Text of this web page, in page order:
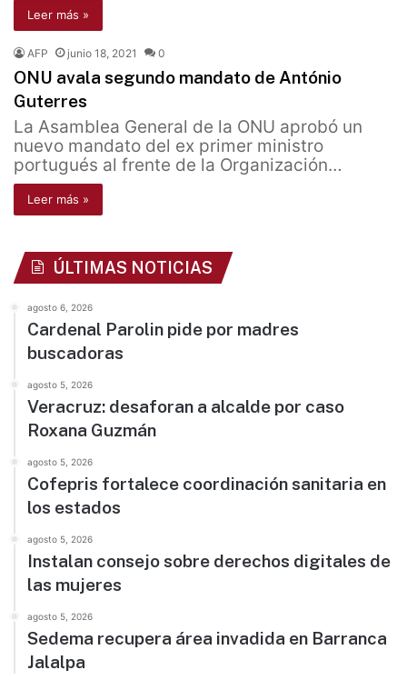
Leer más »
AFP junio 18, 2021 0
ONU avala segundo mandato de António
Guterres
La Asamblea General de la ONU aprobó un
nuevo mandato del ex primer ministro
portugués al frente de la Organización…
Leer más »
ÚLTIMAS NOTICIAS
agosto 6, 2026
Cardenal Parolin pide por madres
buscadoras
agosto 5, 2026
Veracruz: desaforan a alcalde por caso
Roxana Guzmán
agosto 5, 2026
Cofepris fortalece coordinación sanitaria en
los estados
agosto 5, 2026
Instalan consejo sobre derechos digitales de
las mujeres
agosto 5, 2026
Sedema recupera área invadida en Barranca
Jalalpa